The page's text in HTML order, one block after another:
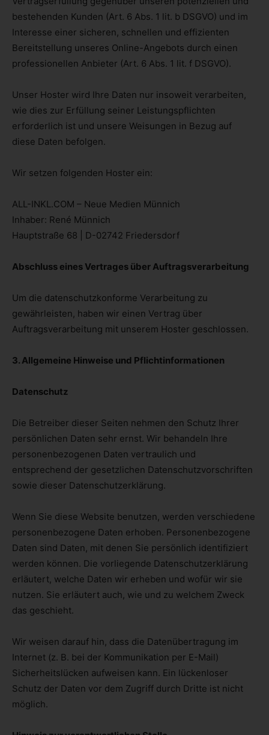
bestehenden Kunden (Art. 6 Abs. 1 lit. b DSGVO) und im
Interesse einer sicheren, schnellen und effizienten
Bereitstellung unseres Online-Angebots durch einen
professionellen Anbieter (Art. 6 Abs. 1 lit. f DSGVO).
Unser Hoster wird Ihre Daten nur insoweit verarbeiten,
wie dies zur Erfüllung seiner Leistungspflichten
erforderlich ist und unsere Weisungen in Bezug auf
diese Daten befolgen.
Wir setzen folgenden Hoster ein:
ALL-INKL.COM – Neue Medien Münnich
Inhaber: René Münnich
Hauptstraße 68 | D-02742 Friedersdorf
Abschluss eines Vertrages über Auftragsverarbeitung
Um die datenschutzkonforme Verarbeitung zu
gewährleisten, haben wir einen Vertrag über
Auftragsverarbeitung mit unserem Hoster geschlossen.
3. Allgemeine Hinweise und Pflicht­informationen
Datenschutz
Die Betreiber dieser Seiten nehmen den Schutz Ihrer
persönlichen Daten sehr ernst. Wir behandeln Ihre
personenbezogenen Daten vertraulich und
entsprechend der gesetzlichen Datenschutzvorschriften
sowie dieser Datenschutzerklärung.
Wenn Sie diese Website benutzen, werden verschiedene
personenbezogene Daten erhoben. Personenbezogene
Daten sind Daten, mit denen Sie persönlich identifiziert
werden können. Die vorliegende Datenschutzerklärung
erläutert, welche Daten wir erheben und wofür wir sie
nutzen. Sie erläutert auch, wie und zu welchem Zweck
das geschieht.
Wir weisen darauf hin, dass die Datenübertragung im
Internet (z. B. bei der Kommunikation per E-Mail)
Sicherheitslücken aufweisen kann. Ein lückenloser
Schutz der Daten vor dem Zugriff durch Dritte ist nicht
möglich.